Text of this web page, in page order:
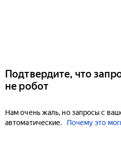
Подтвердите, что
не робот
Нам очень жаль, но запросы с
автоматические.
Почему это